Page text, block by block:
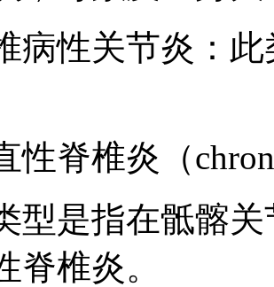
病性关节炎：
性脊椎炎（
型是指在骶髂
脊椎炎。